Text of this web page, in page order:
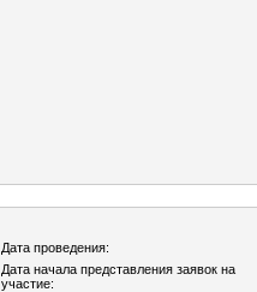
Дата проведения:
Дата начала представления заявок на
участие: